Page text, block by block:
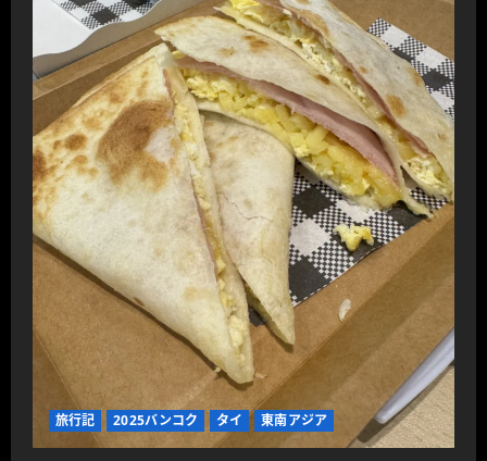
旅行記 2025バンコク タイ 東南アジア